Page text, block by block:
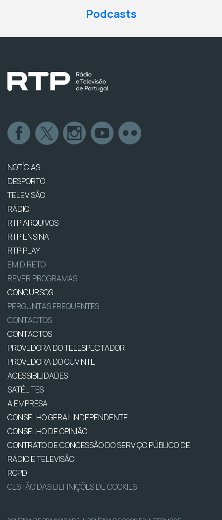
Podcasts
NOTÍCIAS
DESPORTO
TELEVISÃO
RÁDIO
RTP ARQUIVOS
RTP ENSINA
RTP PLAY
EM DIRETO
REVER PROGRAMAS
CONCURSOS
PERGUNTAS FREQUENTES
CONTACTOS
CONTACTOS
PROVEDORA DO TELESPECTADOR
PROVEDORA DO OUVINTE
ACESSIBILIDADES
SATÉLITES
A EMPRESA
CONSELHO GERAL INDEPENDENTE
CONSELHO DE OPINIÃO
CONTRATO DE CONCESSÃO DO SERVIÇO PÚBLICO DE
RÁDIO E TELEVISÃO
RGPD
GESTÃO DAS DEFINIÇÕES DE COOKIES